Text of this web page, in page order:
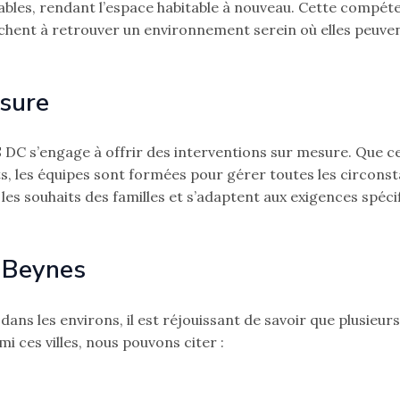
rendant l’espace habitable à nouveau. Cette
à retrouver un environnement serein où elles
DC s’engage à offrir des interventions sur mesure. Que
les équipes sont formées pour gérer toutes les
souhaits des familles et s’adaptent aux exigences
les environs, il est réjouissant de savoir que
ces villes, nous pouvons citer :